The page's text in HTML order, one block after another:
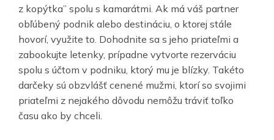
z kopýtka” spolu s kamarátmi. Ak má váš partner
obľúbený podnik alebo destináciu, o ktorej stále
hovorí, využite to. Dohodnite sa s jeho priateľmi a
zabookujte letenky, prípadne vytvorte rezerváciu
spolu s účtom v podniku, ktorý mu je blízky. Takéto
darčeky sú obzvlášť cenené mužmi, ktorí so svojimi
priateľmi z nejakého dôvodu nemôžu tráviť toľko
času ako by chceli.